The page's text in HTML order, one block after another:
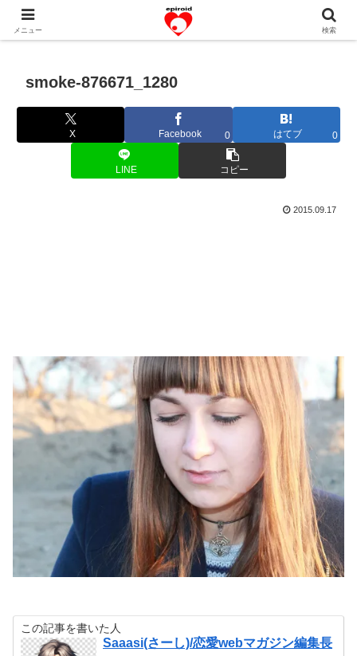
恋愛共感エピソード。あなたのストーリーを変えていく！。
smoke-876671_1280
X Facebook 0 はてブ 0
LINE コピー
2015.09.17
この記事を書いた人
Saaasi(さーし)/恋愛webマガジン編集長
メニュー 検索